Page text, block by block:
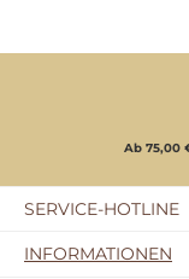
Ab 75,00
SERVICE-HOTLINE
INFORMATIONEN